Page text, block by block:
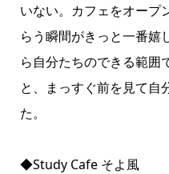
いない。カフェをオープ
らう瞬間がきっと一番嬉
ら自分たちのできる範囲
と、まっすぐ前を見て自
た。
◆Study Cafe そよ風